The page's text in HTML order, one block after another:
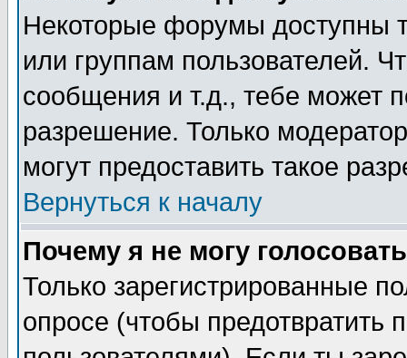
Некоторые форумы доступны
или группам пользователей.
сообщения и т.д., тебе может
разрешение. Только
могут предоставить такое
Вернуться к началу
Почему я не могу
Только зарегистрированные
опросе (чтобы предотвратить